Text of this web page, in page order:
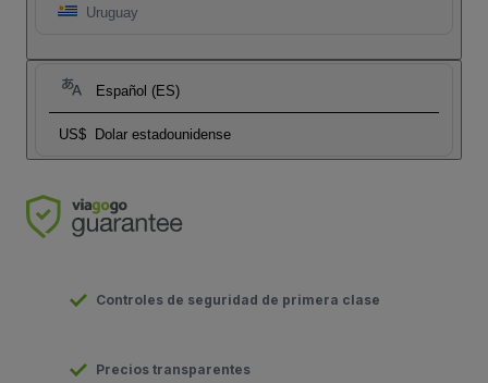
Uruguay
Español (ES)
US$ Dolar estadounidense
Controles de seguridad de primera clase
Precios transparentes